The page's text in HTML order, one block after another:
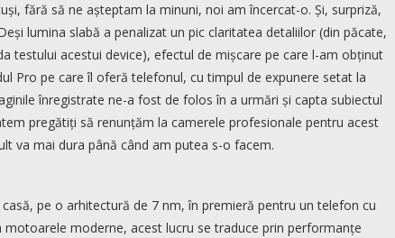
fără să ne așteptam la minuni, noi am încercat-o. Și, surpriză,
lumina slabă a penalizat un pic claritatea detaliilor (din păcate,
testului acestui device), efectul de mișcare pe care l-am obținut
Pro pe care îl oferă telefonul, cu timpul de expunere setat la
înregistrate ne-a fost de folos în a urmări și capta subiectul
pregătiți să renunțăm la camerele profesionale pentru acest
va mai dura până când am putea s-o facem.
pe o arhitectură de 7 nm, în premieră pentru un telefon cu
moderne, acest lucru se traduce prin performanțe